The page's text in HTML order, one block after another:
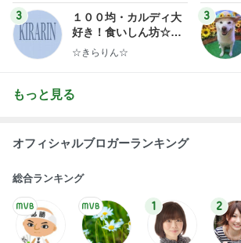
3
１００均・カルディ大
好き！食いしん坊☆き
らりん☆のブログ
☆きらりん☆
3
もっと見る
オフィシャルブロガーランキング
総合ランキング
1 2